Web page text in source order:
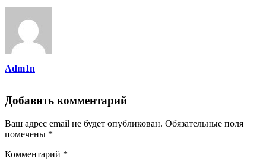
Adm1n
Добавить комментарий
Ваш адрес email не будет опубликован. Обязательные поля
помечены *
Комментарий *